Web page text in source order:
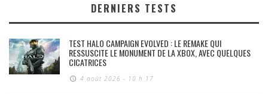
DERNIERS TESTS
TEST HALO CAMPAIGN EVOLVED : LE REMAKE QUI
RESSUSCITE LE MONUMENT DE LA XBOX, AVEC QUELQUES
CICATRICES
4 août 2026 - 10 h 17